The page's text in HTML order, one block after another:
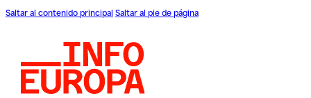
Saltar al contenido principal Saltar al pie de página